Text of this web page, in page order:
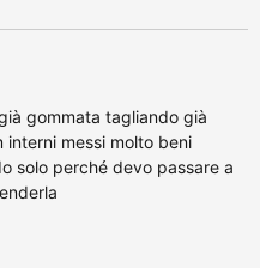
gommata tagliando già
messi molto beni
solo perché devo passare a